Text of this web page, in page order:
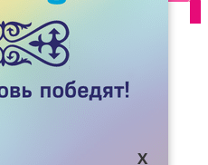
СВОЕЙ МЕЧТЫ
Kok.team Айгерим